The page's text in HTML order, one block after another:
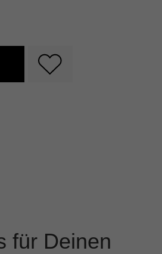
für Deinen